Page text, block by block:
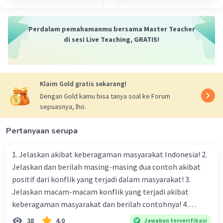
Perdalam pemahamanmu bersama Master Teacher
di sesi Live Teaching, GRATIS!
Klaim Gold gratis sekarang!
Dengan Gold kamu bisa tanya soal ke Forum
sepuasnya, lho.
Pertanyaan serupa
1. Jelaskan akibat keberagaman masyarakat Indonesia! 2.
Jelaskan dan berilah masing-masing dua contoh akibat
positif dari konflik yang terjadi dalam masyarakat! 3.
Jelaskan macam-macam konflik yang terjadi akibat
keberagaman masyarakat dan berilah contohnya! 4.
Mengapa dalam masyarakat yang memiliki keberagaman
38 4.0 Jawaban terverifikasi